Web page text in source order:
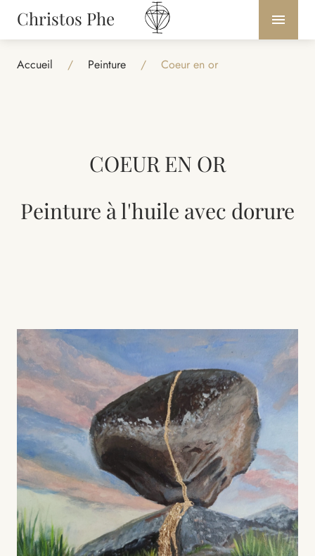
Christos Phe
Accueil / Peinture / Coeur en or
COEUR EN OR
Peinture à l'huile avec dorure